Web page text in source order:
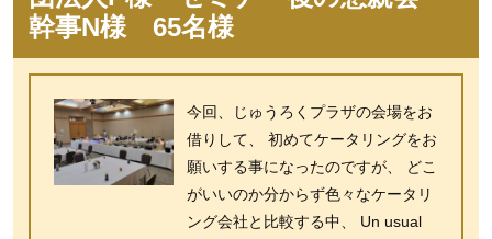
幹事N様 65名様
今回、じゅうろくプラザの会場をお
借りして、 初めてケータリングをお
願いする事になったのですが、 どこ
がいいのか分からず色々なケータリ
ング会社と比較する中、 Un usual